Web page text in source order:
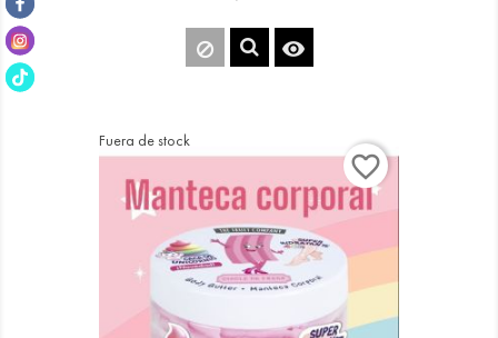

Fuera de stock
favorite_border